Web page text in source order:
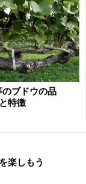
ブドウの品
特徴
楽しもう